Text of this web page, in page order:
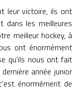
leur victoire, ils ont
dans les meilleures
meilleur hockey, à
ont énormément
qu’ils nous ont fait
année junior
énormément de